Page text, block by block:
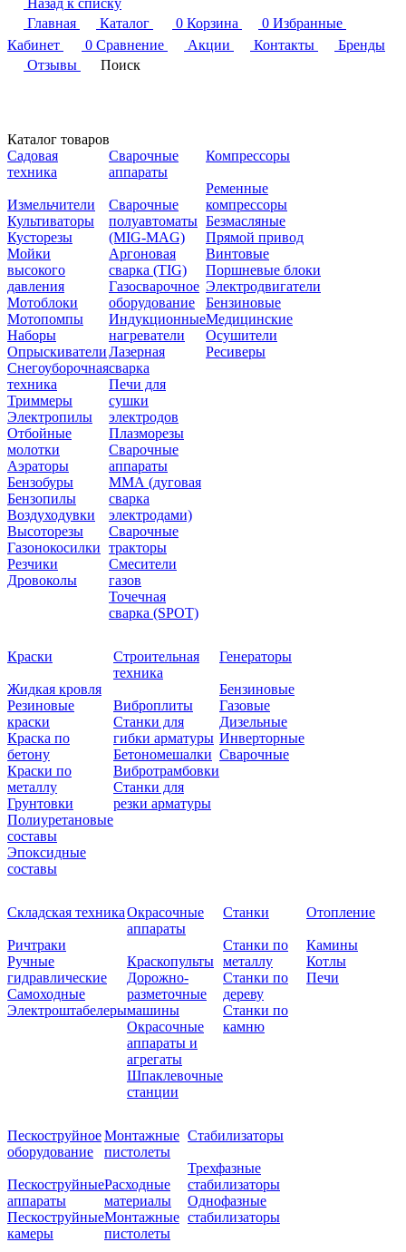
Главная
Каталог 0 Корзина 0 Избранные
Кабинет
0 Сравнение Акции Контакты
Бренды
Отзывы
Поиск
Каталог товаров
Садовая
техника
Измельчители
Культиваторы
Кусторезы
Мойки
высокого
давления
Мотоблоки
Мотопомпы
Наборы
Опрыскиватели
Снегоуборочная
техника
Триммеры
Электропилы
Отбойные
молотки
Аэраторы
Бензобуры
Бензопилы
Воздуходувки
Высоторезы
Газонокосилки
Резчики
Дровоколы
Сварочные
аппараты
Сварочные
полуавтоматы
(MIG-MAG)
Аргоновая
сварка (TIG)
Газосварочное
оборудование
Индукционные
нагреватели
Лазерная
сварка
Печи для
сушки
электродов
Плазморезы
Сварочные
аппараты
ММА (дуговая
сварка
электродами)
Сварочные
тракторы
Смесители
газов
Точечная
сварка (SPOT)
Компрессоры
Ременные
компрессоры
Безмасляные
Прямой привод
Винтовые
Поршневые блоки
Электродвигатели
Бензиновые
Медицинские
Осушители
Ресиверы
Краски
Жидкая кровля
Резиновые
краски
Краска по
бетону
Краски по
металлу
Грунтовки
Полиуретановые
составы
Эпоксидные
составы
Строительная
техника
Виброплиты
Станки для
гибки арматуры
Бетономешалки
Вибротрамбовки
Станки для
резки арматуры
Генераторы
Бензиновые
Газовые
Дизельные
Инверторные
Сварочные
Складская техника
Ричтраки
Ручные
гидравлические
Самоходные
Электроштабелеры
Окрасочные
аппараты
Краскопульты
Дорожно-
разметочные
машины
Окрасочные
аппараты и
агрегаты
Шпаклевочные
станции
Станки
Станки по
металлу
Станки по
дереву
Станки по
камню
Отопление
Камины
Котлы
Печи
Пескоструйное
оборудование
Пескоструйные
аппараты
Пескоструйные
камеры
Монтажные
пистолеты
Расходные
материалы
Монтажные
пистолеты
Стабилизаторы
Трехфазные
стабилизаторы
Однофазные
стабилизаторы